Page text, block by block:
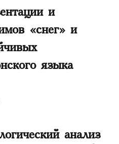
и
«снег» и
языка
анализ